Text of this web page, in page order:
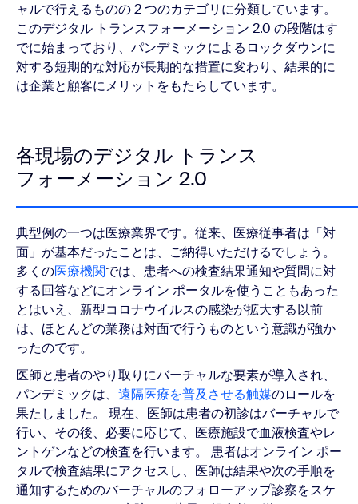
ャルで行えるものの 2 つのカテゴリに分類しています。
このデジタル トランスフォーメーション 2.0 の段階はす
でに始まっており、パンデミックによるロックダウンに
対する短期的な対応が長期的な措置に変わり、結果的に
は企業と顧客にメリットをもたらしています。
各現場のデジタル トランス
フォーメーション 2.0
典型例の一つは医療業界です。従来、医療従事者は「対
面」が基本だったことは、ご納得いただけるでしょう。
多くの医療機関では、患者への検査結果通知や質問に対
する回答などにオンライン ポータルを使うこともあった
とはいえ、新型コロナウイルスの感染が拡大する以前
は、ほとんどの業務は対面で行うものという意識が強か
ったのです。
医師と患者のやり取りにバーチャルな要素が導入され、
パンデミックは、 遠隔医療を普及させる触媒のロールを
果たしました。 現在、医師は患者の初診はバーチャルで
行い、その後、必要に応じて、医療施設で血液検査やレ
ントゲンなどの検査を行います。 患者はオンライン ポー
タルで検査結果にアクセスし、医師は結果や次の手順を
通知するためのバーチャルのフォローアップ診察をスケ